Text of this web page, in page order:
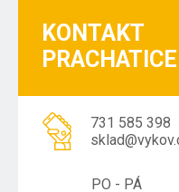
KONTAKT
PRACHATICE
731 585 398
PO - PÁ